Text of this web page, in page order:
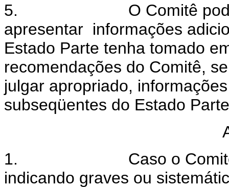
5.
O Comitê
apresentar informações
Estado Parte tenha tomado
recomendações do Comitê,
julgar apropriado,
subseqüentes do Estado
1.
Caso o
indicando graves ou